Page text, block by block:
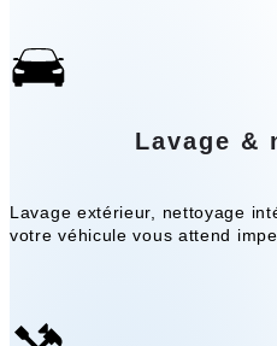
Lavage &
Lavage extérieur, nettoyage
votre véhicule vous attend